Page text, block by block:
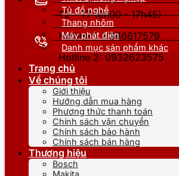
T2 - T7 (8h00 - 17h45)
Hotline 1: 0866617579
Hotline 2: 0932623575
Tủ đồ nghề
Thang nhôm
Máy phát điện
Danh mục sản phẩm khác
Trang chủ
Về chúng tôi
Giới thiệu
Hướng dẫn mua hàng
Phương thức thanh toán
Chính sách vận chuyển
Chính sách bảo hành
Chính sách bán hàng
Thương hiệu
Bosch
Makita